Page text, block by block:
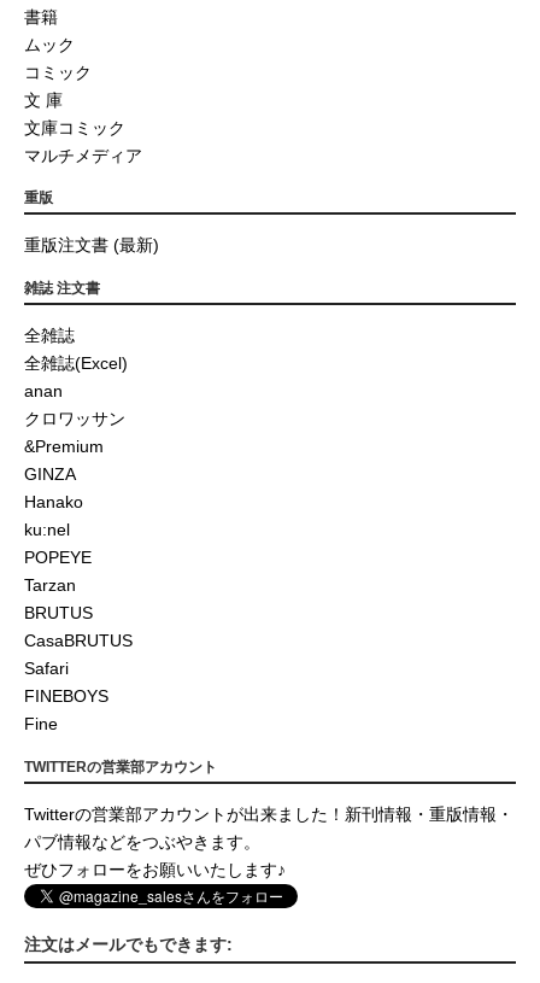
書籍
ムック
コミック
文 庫
文庫コミック
マルチメディア
重版
重版注文書 (最新)
雑誌 注文書
全雑誌
全雑誌(Excel)
anan
クロワッサン
&Premium
GINZA
Hanako
ku:nel
POPEYE
Tarzan
BRUTUS
CasaBRUTUS
Safari
FINEBOYS
Fine
TWITTERの営業部アカウント
Twitterの営業部アカウントが出来ました！新刊情報・重版情報・
パブ情報などをつぶやきます。
ぜひフォローをお願いいたします♪
注文はメールでもできます: